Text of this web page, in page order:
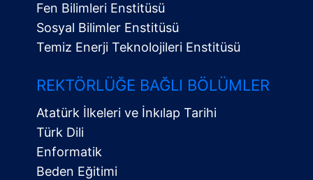
Menü
Fen Bilimleri Enstitüsü
Sosyal Bilimler Enstitüsü
Temiz Enerji Teknolojileri Enstitüsü
REKTÖRLÜĞE BAĞLI BÖLÜMLER
Atatürk İlkeleri ve İnkılap Tarihi
Türk Dili
Enformatik
Beden Eğitimi